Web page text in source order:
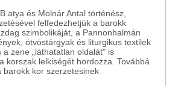
atya és Molnár Antal történész,
felfedezhetjük a barokk
szimbolikáját, a Pannonhalmán
ötvöstárgyak és liturgikus textilek
a zene „láthatatlan oldalát" is
korszak lelkiségét hordozza. Továbbá
barokk kor szerzetesinek